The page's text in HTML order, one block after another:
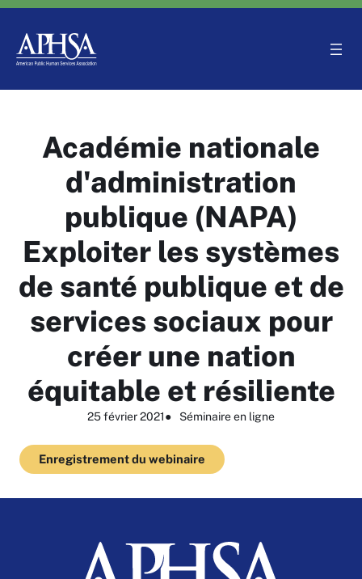
Aller
contenu
Académie nationale
d'administration
publique (NAPA)
Exploiter les systèmes
de santé publique et de
services sociaux pour
créer une nation
équitable et résiliente
25 février 2021● Séminaire en ligne
Enregistrement du webinaire